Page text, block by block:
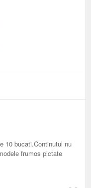
10 bucati.Continutul nu
frumos pictate